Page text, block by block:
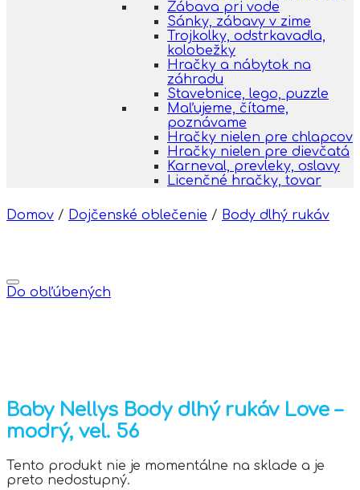
Zábava pri vode
Sánky, zábavy v zime
Trojkolky, odstrkavadla,
kolobežky
Hračky a nábytok na
záhradu
Stavebnice, lego, puzzle
Maľujeme, čítame,
poznávame
Hračky nielen pre chlapcov
Hračky nielen pre dievčatá
Karneval, prevleky, oslavy
Licenčné hračky, tovar
Domov / Dojčenské oblečenie / Body dlhý rukáv
Do obľúbených
Baby Nellys Body dlhý rukáv Love –
modrý, vel. 56
Tento produkt nie je momentálne na sklade a je
preto nedostupný.